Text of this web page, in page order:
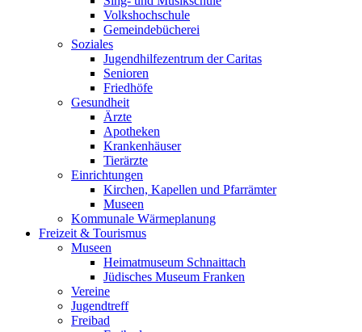
Volkshochschule
Gemeindebücherei
Soziales
Jugendhilfezentrum der Caritas
Senioren
Friedhöfe
Gesundheit
Ärzte
Apotheken
Krankenhäuser
Tierärzte
Einrichtungen
Kirchen, Kapellen und Pfarrämter
Museen
Kommunale Wärmeplanung
Freizeit & Tourismus
Museen
Heimatmuseum Schnaittach
Jüdisches Museum Franken
Vereine
Jugendtreff
Freibad